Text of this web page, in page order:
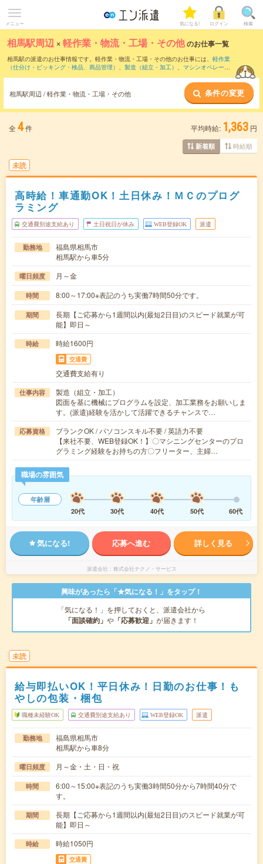
メニュー 気になる! ログイン 検索
相馬駅周辺 ×軽作業・物流・工場・その他のお仕事一覧
相馬駅の派遣のお仕事情報です。軽作業・物流・工場・その他のお仕事には、 軽作業
（仕分け・ピッキング・検品、商品管理） 、 製造（組立・加工） 、 マシンオペレータ
相馬駅周辺 / 軽作業・物流・工場・その他 条件の変更
全 4件 平均時給: 1,363 円
新着順 時給順
未読
高時給！車通勤OK！土日休み！ＭＣのプログ
ラミング
交通費別途支給あり 土日祝日が休み WEB登録OK 派遣
勤務地
福島県相馬市
相馬駅から車5分
曜日頻度 月～金
時間 8:00～17:00※表記のうち実働7時間50分です。
期間
長期【ご応募から1週間以内(最短2日目)のスピード就業が可
能】即日～
時給 時給1600円
交通費
交通費支給有り
仕事内容
製造（組立・加工）
図面を基に機械にプログラムを設定、加工業務をお願いしま
す。(派遣)経験を活かして活躍できるチャンスで…
応募資格
ブランクOK / パソコンスキル不要 / 英語力不要
【来社不要、WEB登録OK！】〇マシニングセンターのプロ
グラミング経験をお持ちの方〇フリーター、主婦…
職場の雰囲気
年齢層
20代
30代 40代 50代 60代
気になる! 応募へ進む 詳しく見る
派遣会社 株式会社テクノ・サービス
興味があったら「★気になる！」をタップ！
「気になる！」を押しておくと、派遣会社から
「面談確約」 や 「応募歓迎」 が届きます！
未読
給与即払いOK！平日休み！日勤のお仕事！も
やしの包装・梱包
職種未経験OK 交通費別途支給あり WEB登録OK 派遣
勤務地
福島県相馬市
相馬駅から車8分
曜日頻度 月～金・土・日・祝
時間
6:00～15:00※表記のうち実働3時間50分から7時間40分で
す。
期間
長期【ご応募から1週間以内(最短2日目)のスピード就業が可
能】即日～
時給 時給1050円
交通費